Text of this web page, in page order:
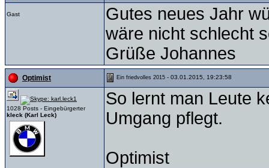
Gast
Gutes neues Jahr
wäre nicht schlecht
Grüße Johannes
Optimist Ein friedvolles 2015 - 03.01.2015, 19:23:58
1028 Posts - Eingebürgerter
kleck (Karl Leck)
So lernt man Leute
Umgang pflegt.
Optimist